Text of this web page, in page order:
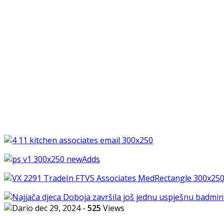
dec 29, 2024- 525 Views